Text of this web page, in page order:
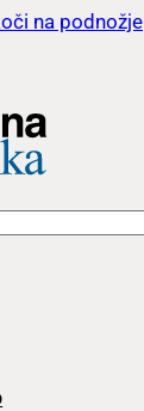
na podnožje